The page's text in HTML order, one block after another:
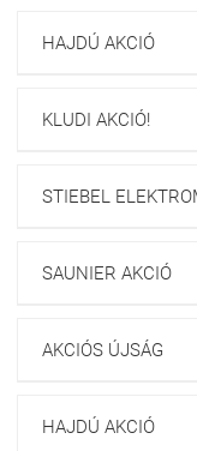
HAJDÚ AKCIÓ
KLUDI AKCIÓ!
STIEBEL
SAUNIER AKCIÓ
AKCIÓS ÚJSÁG
HAJDÚ AKCIÓ